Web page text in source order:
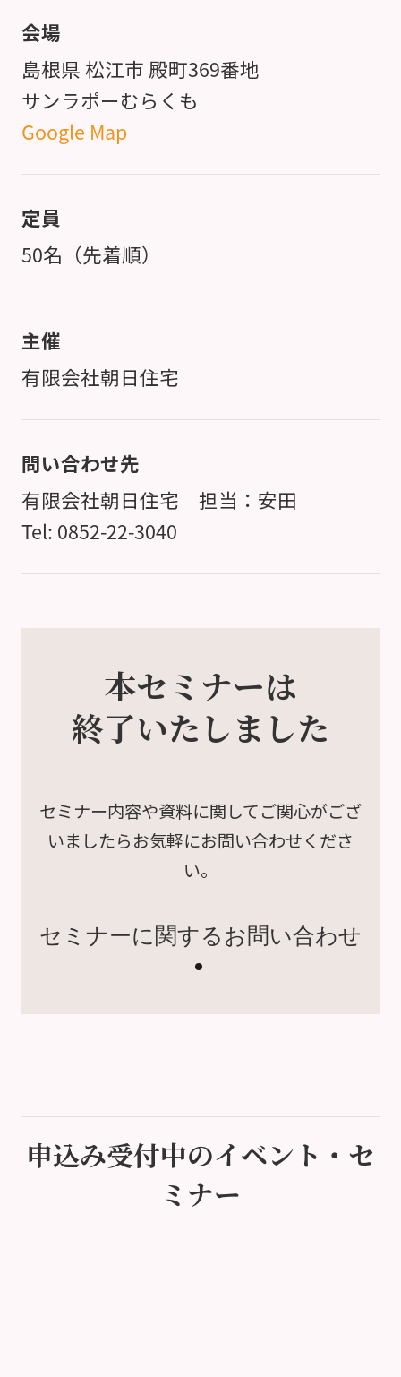
会場
島根県 松江市 殿町369番地
サンラポーむらくも
Google Map
定員
50名（先着順）
主催
有限会社朝日住宅
問い合わせ先
有限会社朝日住宅 担当：安田
Tel: 0852-22-3040
本セミナーは
終了いたしました
セミナー内容や資料に関してご関心がござ
いましたらお気軽にお問い合わせくださ
い。
セミナーに関するお問い合わせ
申込み受付中のイベント・セ
ミナー